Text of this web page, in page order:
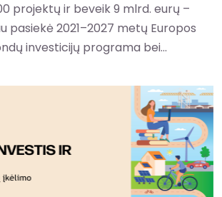
projektų ir beveik 9 mlrd. eurų –
pasiekė 2021–2027 metų Europos
investicijų programa bei...